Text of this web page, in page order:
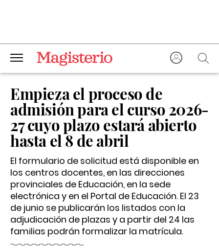
Empieza el proceso de
admisión para el curso 2026-
27 cuyo plazo estará abierto
hasta el 8 de abril
El formulario de solicitud está disponible en
los centros docentes, en las direcciones
provinciales de Educación, en la sede
electrónica y en el Portal de Educación. El 23
de junio se publicarán los listados con la
adjudicación de plazas y a partir del 24 las
familias podrán formalizar la matrícula.